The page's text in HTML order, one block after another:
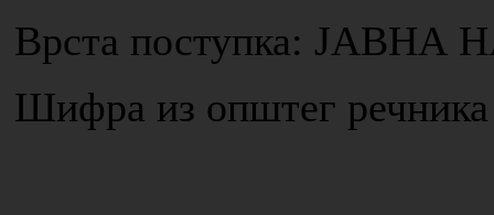
Врста поступка:
Шифра из општег